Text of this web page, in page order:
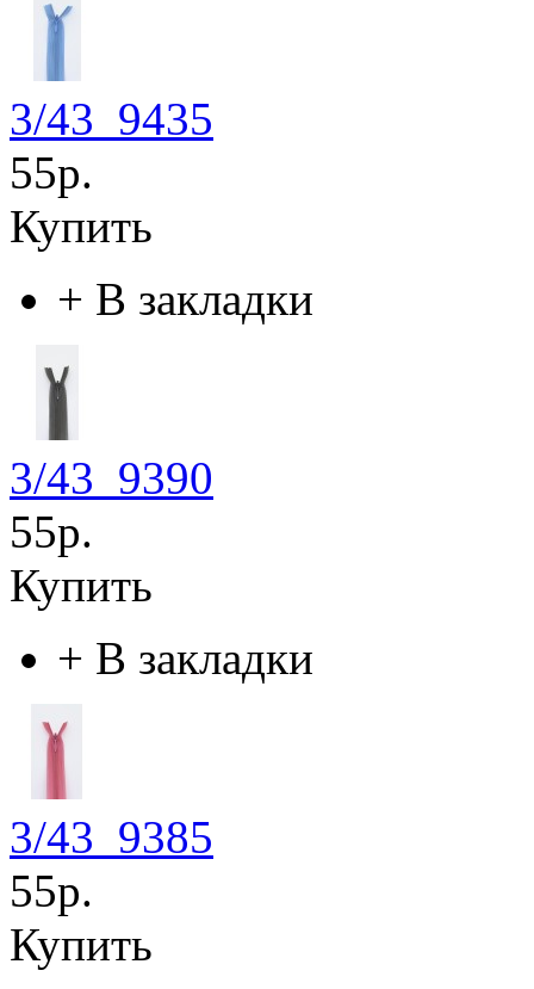
3/43_9435
55р.
Купить
+ В закладки
3/43_9390
55р.
Купить
+ В закладки
3/43_9385
55р.
Купить